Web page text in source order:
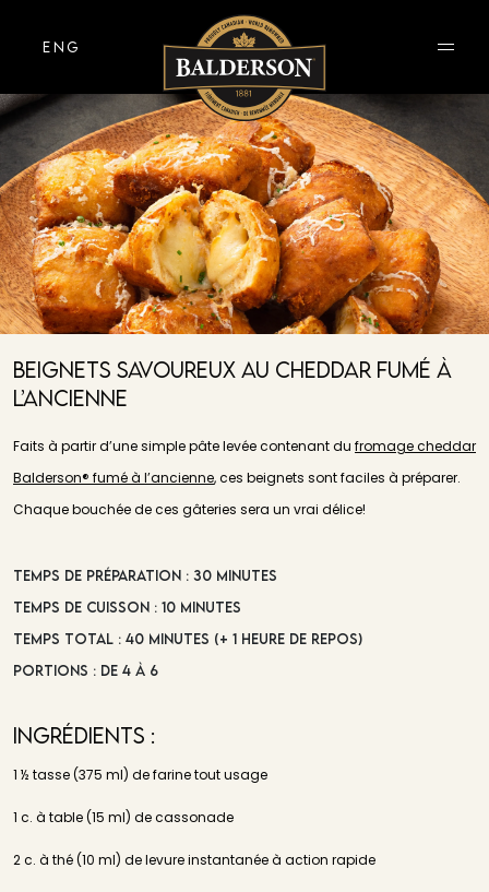
ENG
Beignets Savoureux Au Cheddar Fumé À
L’ancienne
Faits à partir d’une simple pâte levée contenant du fromage cheddar
Balderson® fumé à l’ancienne, ces beignets sont faciles à préparer.
Chaque bouchée de ces gâteries sera un vrai délice!
Temps de préparation : 30 minutes
Temps de cuisson : 10 minutes
Temps total : 40 minutes (+ 1 heure de repos)
Portions : De 4 à 6
Ingrédients :
1 ½ tasse (375 ml) de farine tout usage
1 c. à table (15 ml) de cassonade
2 c. à thé (10 ml) de levure instantanée à action rapide